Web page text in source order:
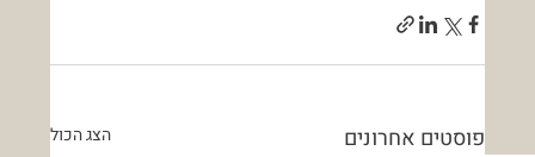
פוסטים אחרונים הצג הכול